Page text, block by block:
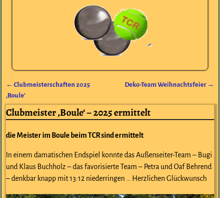
Artikelnavigation
← Clubmeisterschaften 2025
‚Boule‘
Deko-Team Weihnachtsfeier →
Clubmeister ‚Boule‘ – 2025 ermittelt
die Meister im Boule beim TCR sind ermittelt
In einem damatischen Endspiel konnte das Außenseiter-Team – Bugi
und Klaus Buchholz – das favorisierte Team – Petra und Oaf Behrend
– denkbar knapp mit 13:12 niederringen … Herzlichen Glückwunsch